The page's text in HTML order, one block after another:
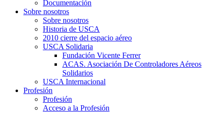
Documentación
Sobre nosotros
Sobre nosotros
Historia de USCA
2010 cierre del espacio aéreo
USCA Solidaria
Fundación Vicente Ferrer
ACAS. Asociación De Controladores Aéreos
Solidarios
USCA Internacional
Profesión
Profesión
Acceso a la Profesión